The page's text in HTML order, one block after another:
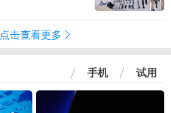
点击查看更多
手机 试用